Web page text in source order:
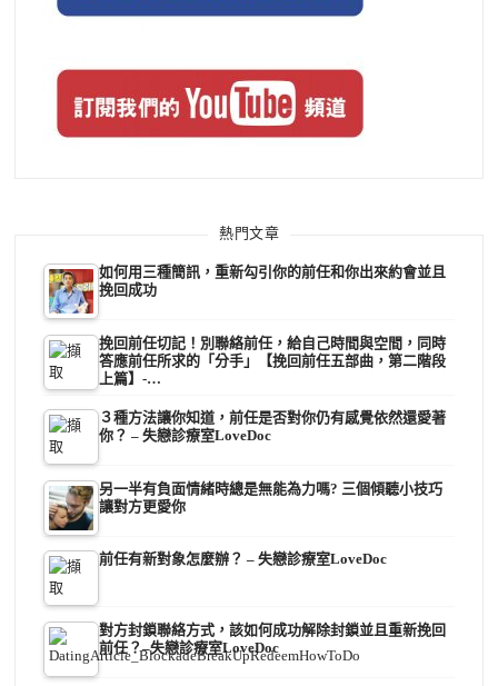
熱門文章
如何用三種簡訊，重新勾引你的前任和你出來約會並且
挽回成功
挽回前任切記！別聯絡前任，給自己時間與空間，同時
答應前任所求的「分手」【挽回前任五部曲，第二階段
上篇】-…
３種方法讓你知道，前任是否對你仍有感覺依然還愛著
你？ – 失戀診療室LoveDoc
另一半有負面情緒時總是無能為力嗎? 三個傾聽小技巧
讓對方更愛你
前任有新對象怎麼辦？ – 失戀診療室LoveDoc
對方封鎖聯絡方式，該如何成功解除封鎖並且重新挽回
前任？–失戀診療室LoveDoc